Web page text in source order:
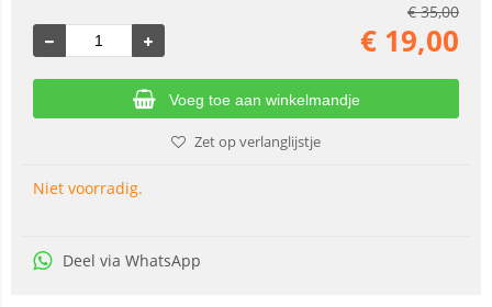
€35,00
€ 19,00
Voeg toe aan winkelmandje
Zet op verlanglijstje
Niet voorradig.
Deel via WhatsApp